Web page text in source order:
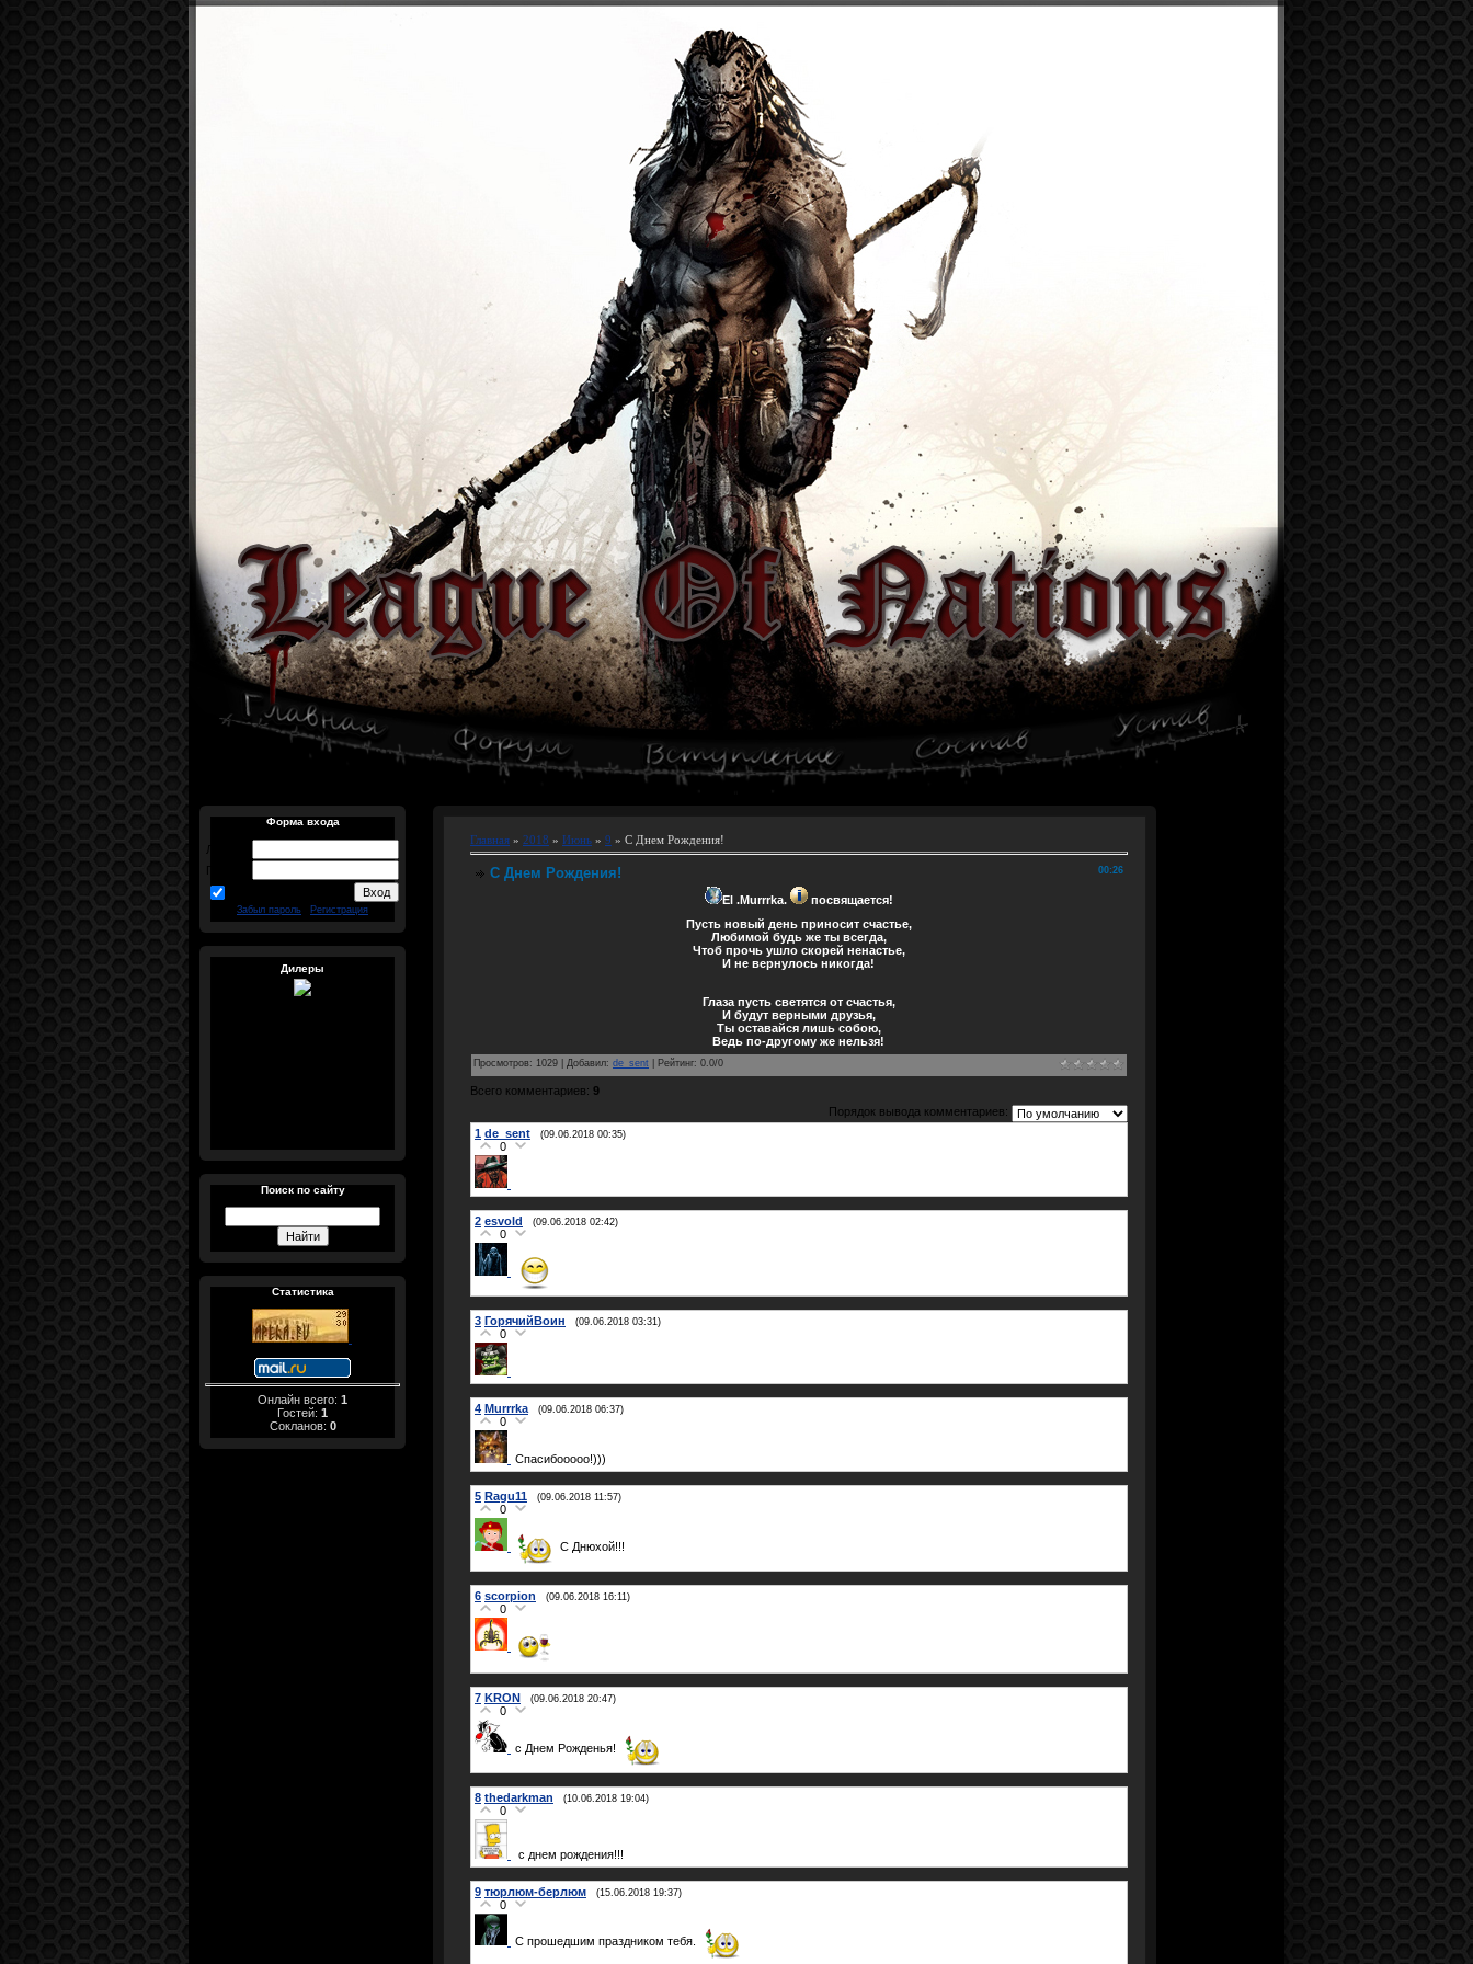
Форма входа
Логин:
Пароль:
Забыл пароль Регистрация
Дилеры
Поиск по сайту
Статистика
Онлайн всего: 1
Гостей: 1
Сокланов: 0
Главная » 2018 » Июнь » 9 » С Днем Рождения!
00:26
С Днем Рождения!
El .Murrrka.
посвящается!
Пусть новый день приносит счастье,
Любимой будь же ты всегда,
Чтоб прочь ушло скорей ненастье,
И не вернулось никогда!
Глаза пусть светятся от счастья,
И будут верными друзья,
Ты оставайся лишь собою,
Ведь по-другому же нельзя!
Просмотров: 1029 Добавил: de_sent Рейтинг: 0.0/0
Всего комментариев: 9
Порядок вывода комментариев:
1 de_sent (09.06.2018 00:35)
0
2 esvold (09.06.2018 02:42)
0
3 ГорячийВоин (09.06.2018 03:31)
0
4 Murrrka (09.06.2018 06:37)
0
Спасибооооо!)))
5 Ragu11 (09.06.2018 11:57)
0
С Днюхой!!!
6 scorpion (09.06.2018 16:11)
0
7 KRON (09.06.2018 20:47)
0
с Днем Рожденья!
8 thedarkman (10.06.2018 19:04)
0
c днем рождения!!!
9 тюрлюм-берлюм (15.06.2018 19:37)
0
С прошедшим праздником тебя.